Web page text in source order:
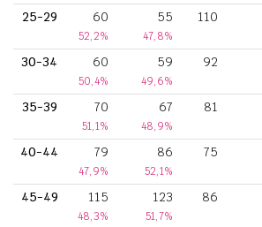
25-29 60
52,2%
55
47,8%
110
30-34 60
50,4%
59
49,6%
92
35-39 70
51,1%
67
48,9%
81
40-44 79
47,9%
86
52,1%
75
45-49 115
48,3%
123
51,7%
86